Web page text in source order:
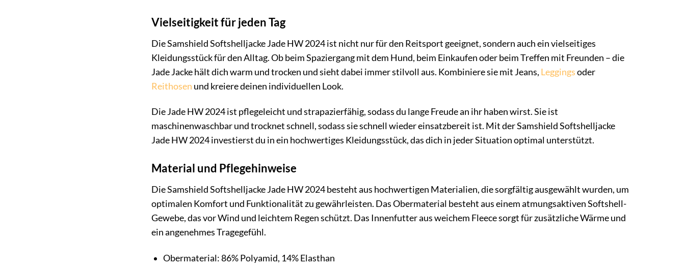
Vielseitigkeit für jeden Tag
Die Samshield Softshelljacke Jade HW 2024 ist nicht nur für den Reitsport geeignet, sondern auch ein vielseitiges
Kleidungsstück für den Alltag. Ob beim Spaziergang mit dem Hund, beim Einkaufen oder beim Treffen mit Freunden – die
Jade Jacke hält dich warm und trocken und sieht dabei immer stilvoll aus. Kombiniere sie mit Jeans, Leggingsoder
Reithosen und kreiere deinen individuellen Look.
Die Jade HW 2024 ist pflegeleicht und strapazierfähig, sodass du lange Freude an ihr haben wirst. Sie ist
maschinenwaschbar und trocknet schnell, sodass sie schnell wieder einsatzbereit ist. Mit der Samshield Softshelljacke
Jade HW 2024 investierst du in ein hochwertiges Kleidungsstück, das dich in jeder Situation optimal unterstützt.
Material und Pflegehinweise
Die Samshield Softshelljacke Jade HW 2024 besteht aus hochwertigen Materialien, die sorgfältig ausgewählt wurden, um
optimalen Komfort und Funktionalität zu gewährleisten. Das Obermaterial besteht aus einem atmungsaktiven Softshell-
Gewebe, das vor Wind und leichtem Regen schützt. Das Innenfutter aus weichem Fleece sorgt für zusätzliche Wärme und
ein angenehmes Tragegefühl.
Obermaterial: 86% Polyamid, 14% Elasthan